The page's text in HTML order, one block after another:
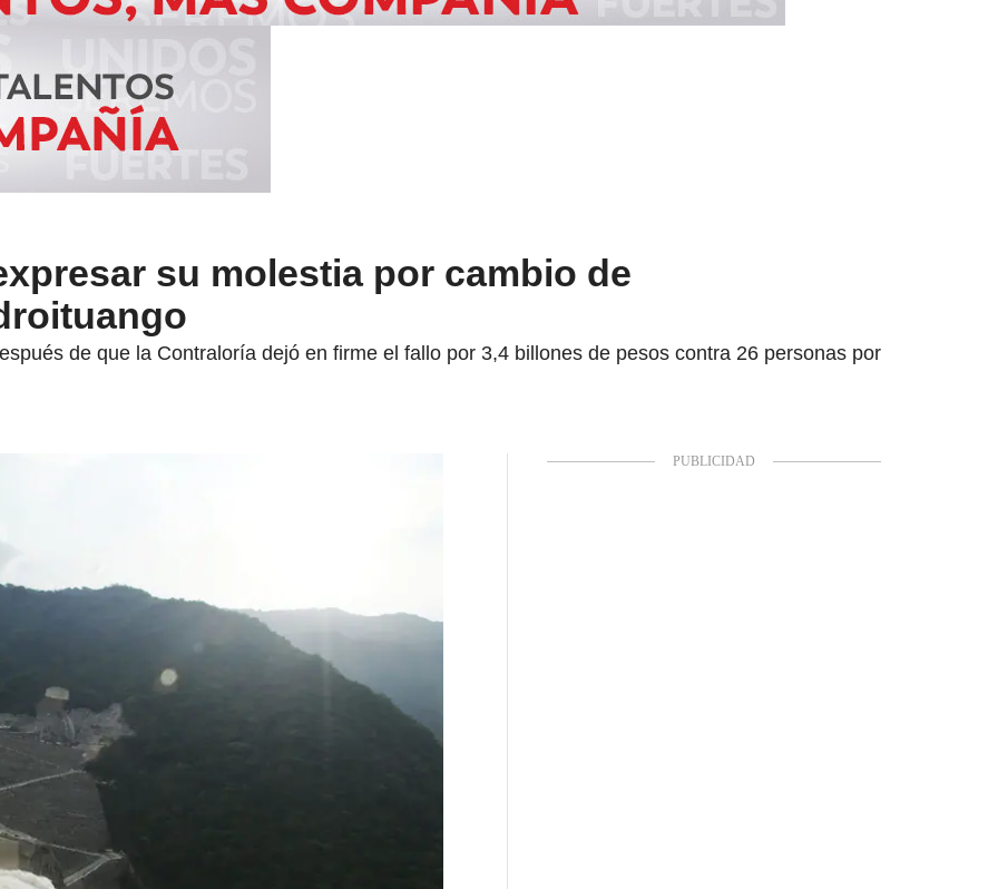
su molestia por cambio de
de que la Contraloría dejó en firme el fallo por 3,4 billones de pesos contra 26 personas por